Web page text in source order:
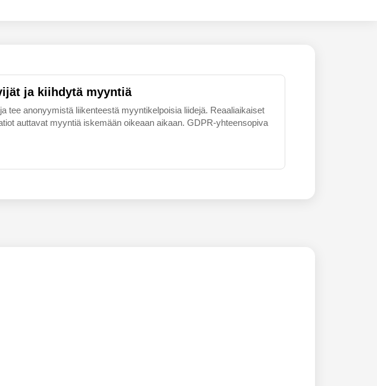
ja kiihdytä myyntiä
tee anonyymistä liikenteestä myyntikelpoisia liidejä. Reaaliaikaiset
auttavat myyntiä iskemään oikeaan aikaan. GDPR-yhteensopiva